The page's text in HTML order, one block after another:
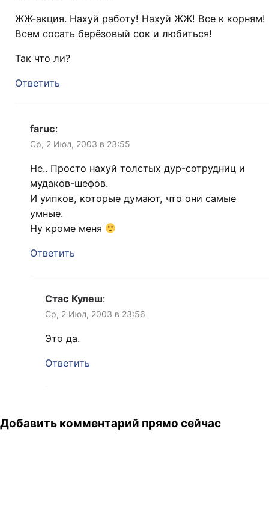
ЖЖ-акция. Нахуй работу! Нахуй ЖЖ! Все к корням!
Всем сосать берёзовый сок и любиться!
Так что ли?
Ответить
faruc:
Ср, 2 Июл, 2003 в 23:55
Не.. Просто нахуй толстых дур-сотрудниц и
мудаков-шефов.
И уипков, которые думают, что они самые
умные.
Ну кроме меня
Ответить
Стас Кулеш:
Ср, 2 Июл, 2003 в 23:56
Это да.
Ответить
Добавить комментарий прямо сейчас